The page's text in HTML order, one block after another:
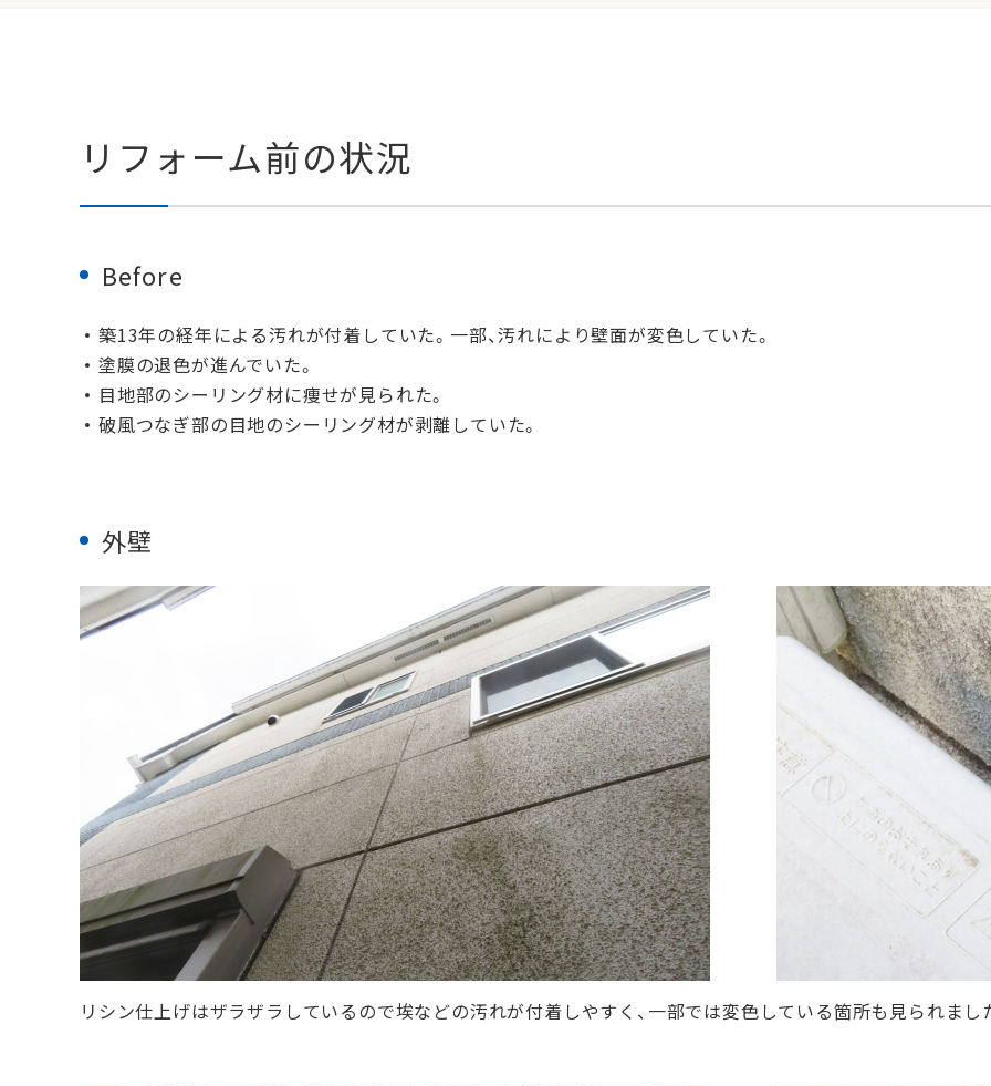
リフォーム前の状況
Before
築13年の経年による汚れが付着していた。一部、汚れにより壁面が変色していた。
塗膜の退色が進んでいた。
目地部のシーリング材に痩せが見られた。
破風つなぎ部の目地のシーリング材が剥離していた。
外壁
リシン仕上げはザラザラしているので埃などの汚れが付着しやすく、一部では変色している箇所も見られまし